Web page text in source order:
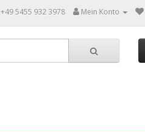
+49 5455 932 3978 Mein Konto